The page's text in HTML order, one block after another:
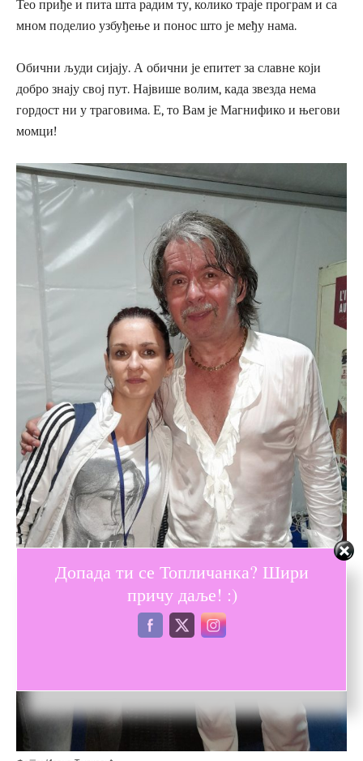
Тео приђе и пита шта радим ту, колико траје програм и са
мном поделио узбуђење и понос што је међу нама.
Обични људи сијају. А обични је епитет за славне који
добро знају свој пут. Највише волим, када звезда нема
гордост ни у траговима. Е, то Вам је Магнифико и његови
момци!
Допада ти се Топличанка? Шири
причу даље! :)